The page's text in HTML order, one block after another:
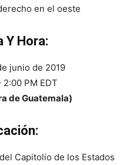
en el oeste
Y Hora:
junio de 2019
2:00 PM EDT
de Guatemala)
Capitolio de los Estados